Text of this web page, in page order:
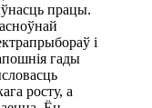
працы.
і
гады
росту, а